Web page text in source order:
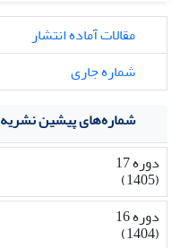
مقالات آماده انتشار
شماره جاری
شماره‌های پیشین نشریه
دوره 17
(1405)
دوره 16
(1404)